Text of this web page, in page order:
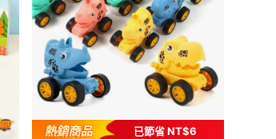
已節省 NT$6